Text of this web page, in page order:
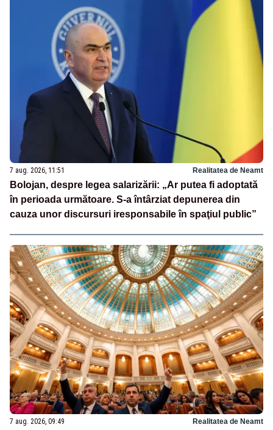
7 aug. 2026, 11:51 Realitatea de Neamt
Bolojan, despre legea salarizării: „Ar putea fi adoptată
în perioada următoare. S-a întârziat depunerea din
cauza unor discursuri iresponsabile în spaţiul public”
7 aug. 2026, 09:49 Realitatea de Neamt